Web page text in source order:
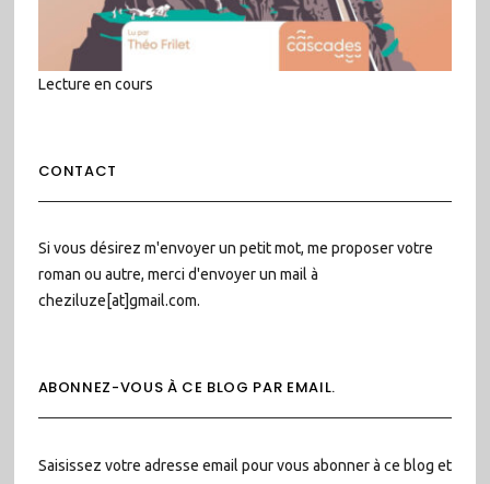
Lecture en cours
CONTACT
Si vous désirez m'envoyer un petit mot, me proposer votre
roman ou autre, merci d'envoyer un mail à
cheziluze[at]gmail.com.
ABONNEZ-VOUS À CE BLOG PAR EMAIL.
Saisissez votre adresse email pour vous abonner à ce blog et